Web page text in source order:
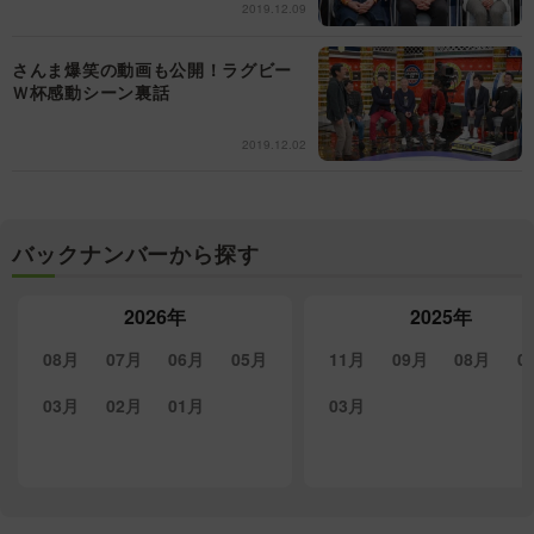
2019.12.09
さんま爆笑の動画も公開！ラグビー
Ｗ杯感動シーン裏話
2019.12.02
バックナンバーから探す
2026年
08月 07月 06月
05月
03月
02月 01月
2025年
11月 09月 08月
03月